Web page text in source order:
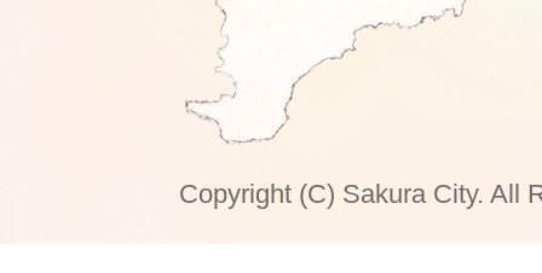
Copyright (C) Sakura City. All